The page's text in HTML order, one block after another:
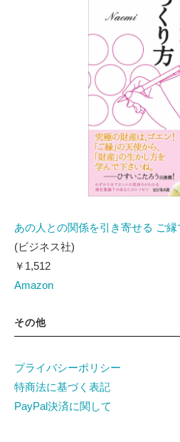
あの人との関係を引き寄せる ご
(ビジネス社)
￥1,512
Amazon
その他
プライバシーポリシー
特商法に基づく表記
PayPal決済に関して